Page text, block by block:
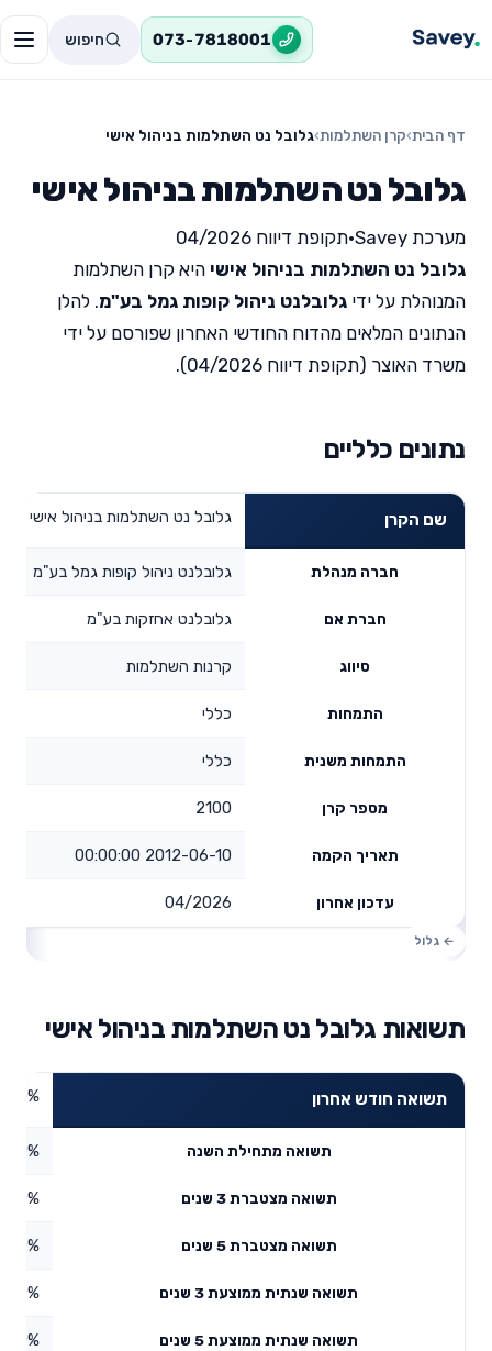
073-7818001 חיפוש
דף הבית›קרן השתלמות›גלובל נט השתלמות בניהול אישי
גלובל נט השתלמות בניהול אישי
מערכת Savey •תקופת דיווח 04/2026
גלובל נט השתלמות בניהול אישי היא קרן השתלמות
המנוהלת על ידי גלובלנט ניהול קופות גמל בע"מ. להלן
הנתונים המלאים מהדוח החודשי האחרון שפורסם על ידי
משרד האוצר (תקופת דיווח 04/2026).
נתונים כלליים
שם הקרן גלובל נט השתלמות בניהול אישי
חברה מנהלת גלובלנט ניהול קופות גמל בע"מ
חברת אם גלובלנט אחזקות בע"מ
סיווג קרנות השתלמות
התמחות כללי
התמחות משנית כללי
מספר קרן 2100
תאריך הקמה 2012-06-10 00:00:00
עדכון אחרון 04/2026
תשואות גלובל נט השתלמות בניהול אישי
תשואה חודש אחרון 0%
תשואה מתחילת השנה 0%
תשואה מצטברת 3 שנים 0%
תשואה מצטברת 5 שנים 0%
תשואה שנתית ממוצעת 3 שנים 0%
תשואה שנתית ממוצעת 5 שנים 0%